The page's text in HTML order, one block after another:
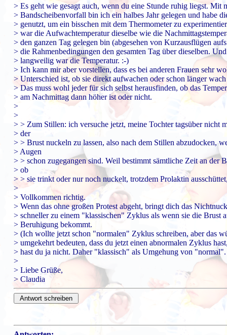
> Es geht wie gesagt auch, wenn du eine Stunde ruhig liegst. Mit
> Bandscheibenvorfall bin ich ein halbes Jahr gelegen und habe
> genutzt, um ein bisschen mit dem Thermometer zu
> war die Aufwachtemperatur dieselbe wie die
> den ganzen Tag gelegen bin (abgesehen von Kurzausflügen
> die Rahmenbedingungen den gesamten Tag über dieselben.
> langweilig war die Temperatur. :-)
> Ich kann mir aber vorstellen, dass es bei anderen Frauen sehr
> Unterschied ist, ob sie direkt aufwachen oder schon länger
> Das muss wohl jeder für sich selbst herausfinden, ob das
> am Nachmittag dann höher ist oder nicht.
>
>
> > Zum Stillen: ich versuche jetzt, meine Tochter tagsüber nicht
> der
> > Brust nuckeln zu lassen, also nach dem Stillen abzudocken,
> Augen
> > schon zugegangen sind. Weil bestimmt sämtliche Zeit an der
> ob
> > sie trinkt oder nur noch nuckelt, trotzdem Prolaktin
>
> Vollkommen richtig.
> Wenn das ohne großen Protest abgeht, bringt dich das
> schneller zu einem "klassischen" Zyklus als wenn sie die Brust
> Beruhigung bekommt.
> (Ich wollte jetzt schon "normalen" Zyklus schreiben, aber das
> umgekehrt bedeuten, dass du jetzt einen abnormalen Zyklus
> hast du ja nicht. Daher "klassisch" als Umgehung von
>
> Liebe Grüße,
> Claudia